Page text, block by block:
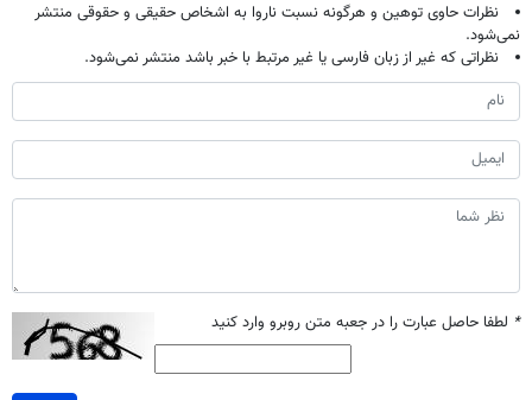
نظرات حاوی توهین و هرگونه نسبت ناروا به اشخاص حقیقی و حقوقی منتشر
نمی‌شود.
نظراتی که غیر از زبان فارسی یا غیر مرتبط با خبر باشد منتشر نمی‌شود.
* لطفا حاصل عبارت را در جعبه متن روبرو وارد کنید